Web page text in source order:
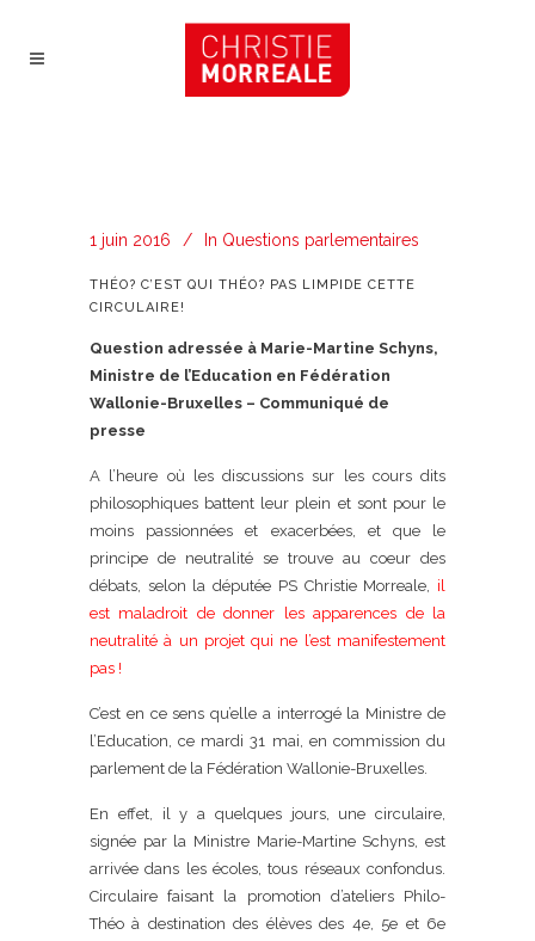
1 juin 2016 In Questions parlementaires
THÉO? C’EST QUI THÉO? PAS LIMPIDE CETTE
CIRCULAIRE!
Question adressée à Marie-Martine Schyns,
Ministre de l’Education en Fédération
Wallonie-Bruxelles – Communiqué de
presse
A l’heure où les discussions sur les cours dits
philosophiques battent leur plein et sont pour le
moins passionnées et exacerbées, et que le
principe de neutralité se trouve au coeur des
débats, selon la députée PS Christie Morreale, il
est maladroit de donner les apparences de la
neutralité à un projet qui ne l’est manifestement
pas !
C’est en ce sens qu’elle a interrogé la Ministre de
l’Education, ce mardi 31 mai, en commission du
parlement de la Fédération Wallonie-Bruxelles.
En effet, il y a quelques jours, une circulaire,
signée par la Ministre Marie-Martine Schyns, est
arrivée dans les écoles, tous réseaux confondus.
Circulaire faisant la promotion d’ateliers Philo-
Théo à destination des élèves des 4e, 5e et 6e